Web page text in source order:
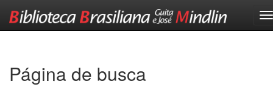
Página de busca